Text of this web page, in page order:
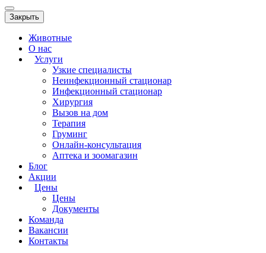
Закрыть
Животные
О нас
Услуги
Узкие специалисты
Неинфекционный стационар
Инфекционный стационар
Хирургия
Вызов на дом
Терапия
Груминг
Онлайн-консультация
Аптека и зоомагазин
Блог
Акции
Цены
Цены
Документы
Команда
Вакансии
Контакты